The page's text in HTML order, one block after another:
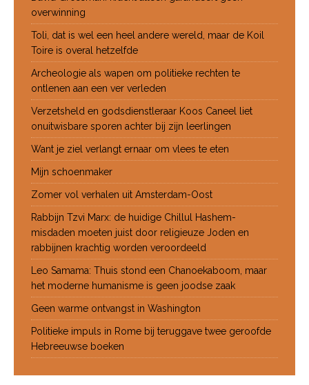
overwinning
Toli, dat is wel een heel andere wereld, maar de Koil
Toire is overal hetzelfde
Archeologie als wapen om politieke rechten te
ontlenen aan een ver verleden
Verzetsheld en godsdienstleraar Koos Caneel liet
onuitwisbare sporen achter bij zijn leerlingen
Want je ziel verlangt ernaar om vlees te eten
Mijn schoenmaker
Zomer vol verhalen uit Amsterdam-Oost
Rabbijn Tzvi Marx: de huidige Chillul Hashem-
misdaden moeten juist door religieuze Joden en
rabbijnen krachtig worden veroordeeld
Leo Samama: Thuis stond een Chanoekaboom, maar
het moderne humanisme is geen joodse zaak
Geen warme ontvangst in Washington
Politieke impuls in Rome bij teruggave twee geroofde
Hebreeuwse boeken